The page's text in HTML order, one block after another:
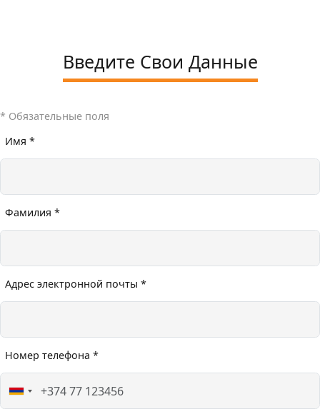
Введите Свои Данные
* Обязательные поля
Имя *
Фамилия *
Адрес электронной почты *
Номер телефона *